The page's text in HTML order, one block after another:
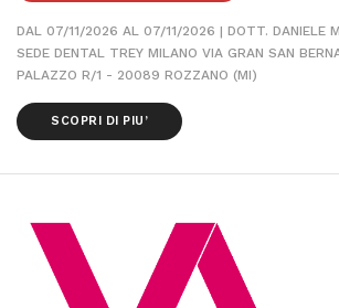
DAL 07/11/2026 AL 07/11/2026 | DOTT. DANIELE
SEDE DENTAL TREY MILANO VIA GRAN SAN
PALAZZO R/1 - 20089 ROZZANO (MI)
SCOPRI DI PIU’